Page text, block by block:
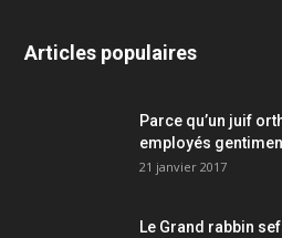
Articles populaires
Parce qu’un juif
employés
21 janvier 2017
Le Grand rabbin